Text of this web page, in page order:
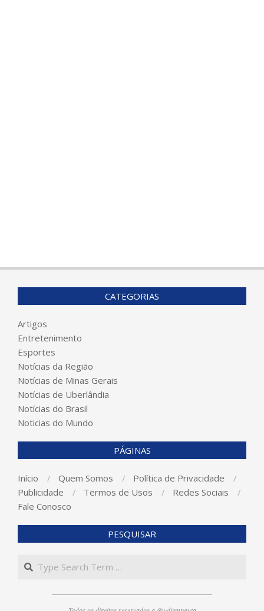
CATEGORIAS
Artigos
Entretenimento
Esportes
Notícias da Região
Notícias de Minas Gerais
Notícias de Uberlândia
Notícias do Brasil
Noticias do Mundo
PÁGINAS
Início Quem Somos
Política de Privacidade
Publicidade
Termos de Usos
Redes Sociais
Fale Conosco
PESQUISAR
Search